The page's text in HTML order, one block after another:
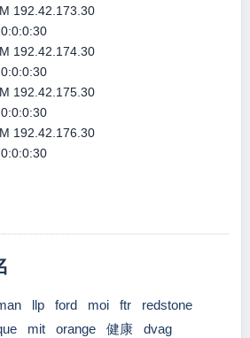
192.42.173.30
192.42.174.30
192.42.175.30
192.42.176.30
llp ford moi ftr
redstone
mit orange 健康 dvag